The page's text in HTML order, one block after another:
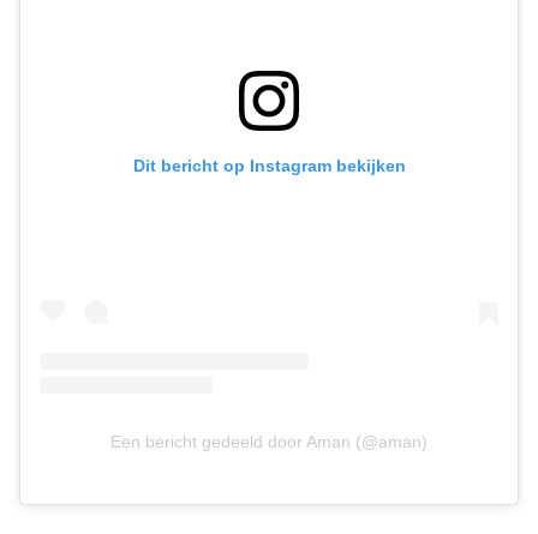
Dit bericht op Instagram bekijken
Een bericht gedeeld door Aman (@aman)